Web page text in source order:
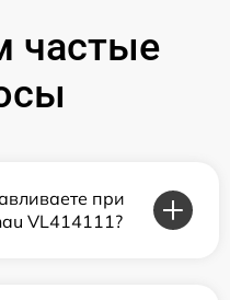
частые
при
VL414111?